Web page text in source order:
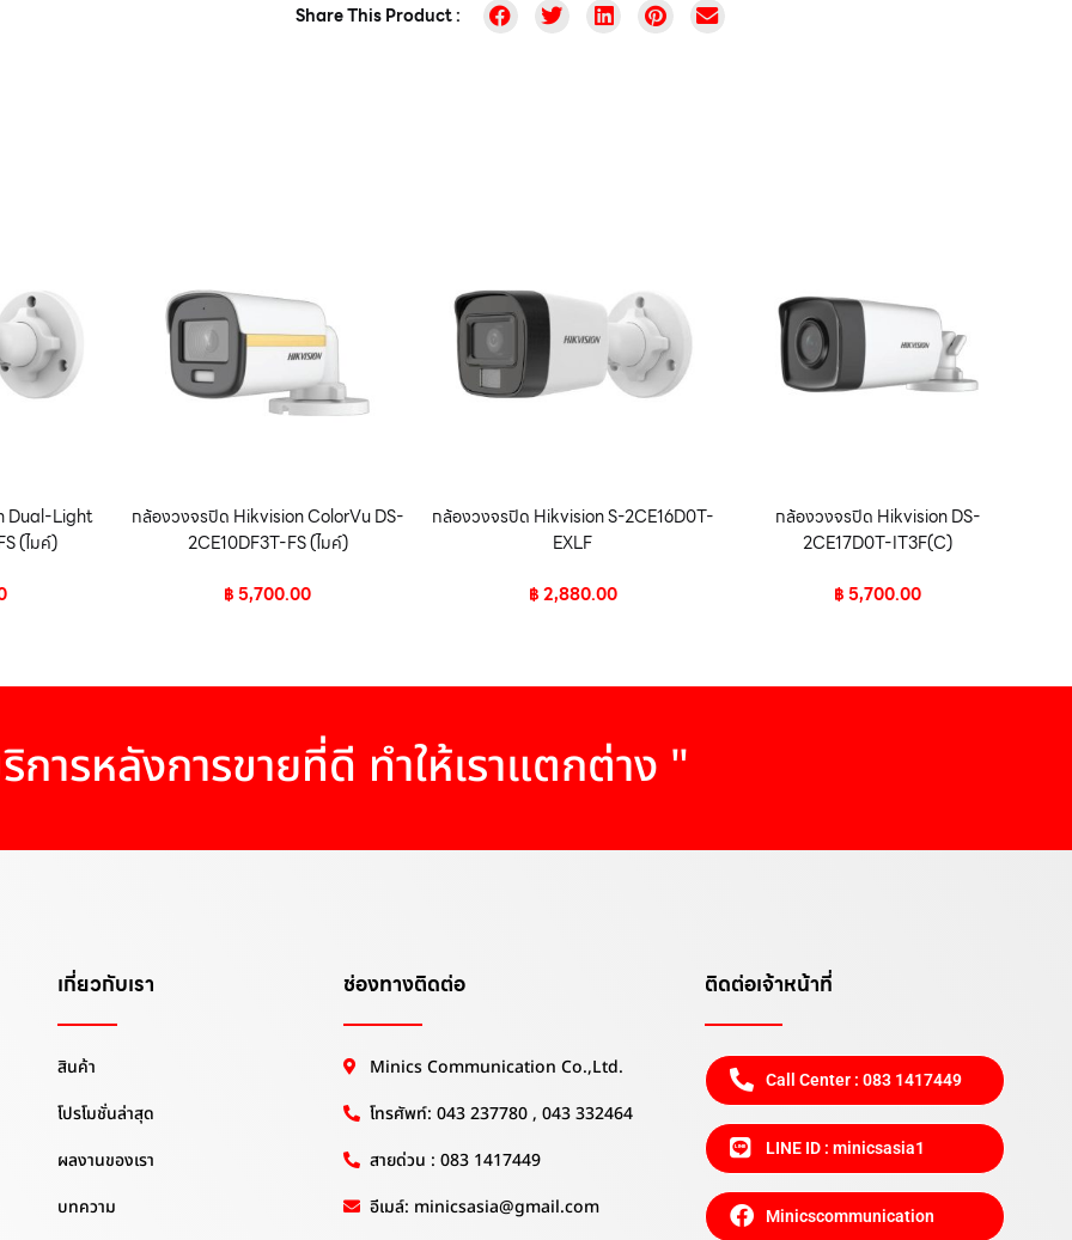
Share This Product :
Dual-Light
(ไมค์)
กล้องวงจรปิด Hikvision ColorVu DS-
2CE10DF3T-FS (ไมค์)
฿5,700.00
กล้องวงจรปิด Hikvision S-2CE16D0T-
EXLF
฿2,880.00
กล้องวงจรปิด Hikvision DS-
2CE17D0T-IT3F(C)
฿5,700.00
การหลังการขายที่ดี ทำให้เราแตกต่าง "
เกี่ยวกับเรา
สินค้า
โปรโมชั่นล่าสุด
ผลงานของเรา
บทความ
ช่องทางติดต่อ
Minics Communication Co.,Ltd.
โทรศัพท์: 043 237780 , 043 332464
สายด่วน : 083 1417449
อีเมล์: minicsasia@gmail.com
ติดต่อเจ้าหน้าที่
Call Center : 083 1417449
LINE ID : minicsasia1
Minicscommunication